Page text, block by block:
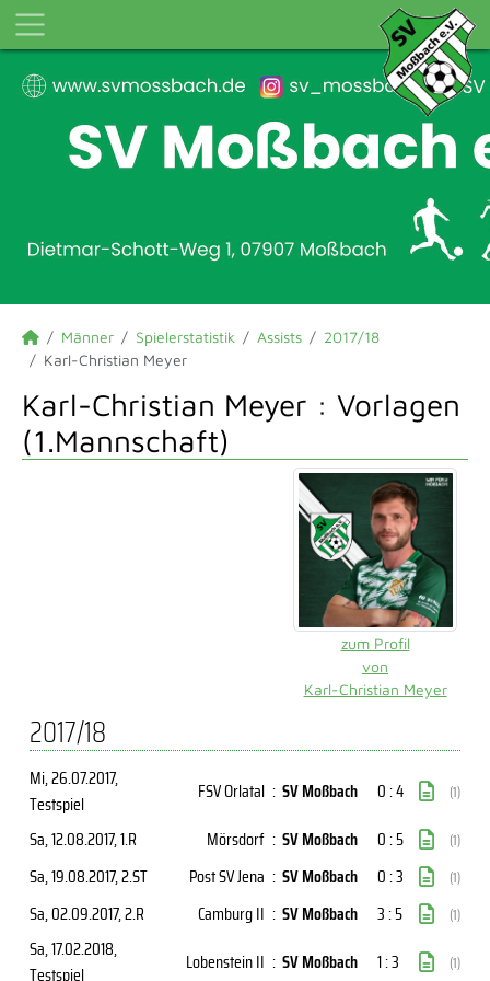
Männer Spielerstatistik Assists
2017/18
Karl-Christian Meyer
Karl-Christian Meyer : Vorlagen
(1.Mannschaft)
zum Profil
von
Karl-Christian Meyer
2017/18
Mi, 26.07.2017,
Testspiel
FSV Orlatal : SV Moßbach 0 : 4 (1)
Sa, 12.08.2017, 1.R Mörsdorf : SV Moßbach 0 : 5 (1)
Sa, 19.08.2017, 2.ST Post SV Jena : SV Moßbach 0 : 3 (1)
Sa, 02.09.2017, 2.R Camburg II : SV Moßbach 3 : 5 (1)
Sa, 17.02.2018,
Testspiel
Lobenstein II : SV Moßbach 1 : 3 (1)